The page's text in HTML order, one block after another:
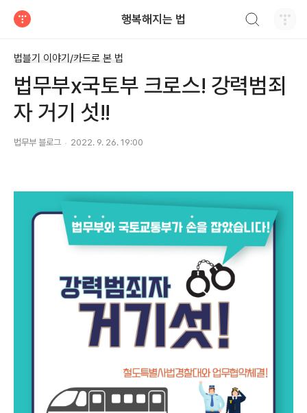
행복해지는 법
법블기 이야기/카드로 본 법
법무부x국토부 크로스! 강력범죄
자 거기 섯!!
법무부 블로그 2022. 9. 26. 19:00